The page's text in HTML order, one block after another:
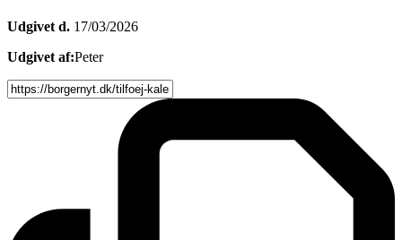
Udgivet d. 17/03/2026
Udgivet af:Peter